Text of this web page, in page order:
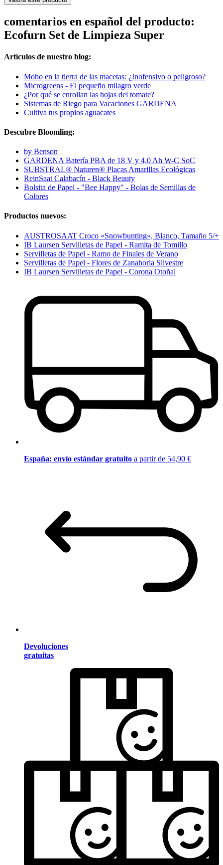
comentarios en español del producto:
Ecofurn Set de Limpieza Super
Artículos de nuestro blog:
Moho en la tierra de las macetas: ¿Inofensivo o peligroso?
Microgreens - El pequeño milagro verde
¿Por qué se enrollan las hojas del tomate?
Sistemas de Riego para Vacaciones GARDENA
Cultiva tus propios aguacates
Descubre Bloomling:
by Benson
GARDENA Batería PBA de 18 V y 4,0 Ah W-C SoC
SUBSTRAL® Naturen® Placas Amarillas Ecológicas
ReinSaat Calabacín - Black Beauty
Bolsita de Papel - "Bee Happy" - Bolas de Semillas de
Colores
Productos nuevos:
AUSTROSAAT Croco «Snowbunting», Blanco, Tamaño 5/+
IB Laursen Servilletas de Papel - Ramita de Tomillo
Servilletas de Papel - Ramo de Finales de Verano
Servilletas de Papel - Flores de Zanahoria Silvestre
IB Laursen Servilletas de Papel - Corona Otoñal
España: envío estándar gratuito a partir de 54,90 €
Devoluciones
gratuitas